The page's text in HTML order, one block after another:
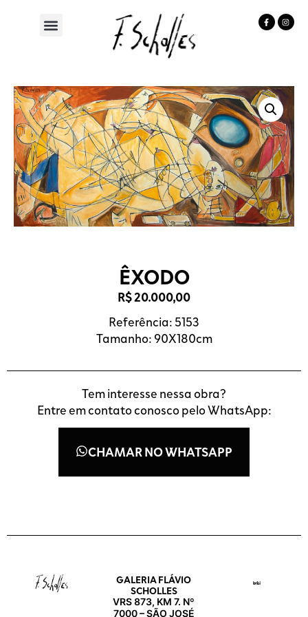
ÊXODO
R$20.000,00
Referência: 5153
Tamanho: 90X180cm
Tem interesse nessa obra?
Entre em contato conosco pelo WhatsApp:
CHAMAR NO WHATSAPP
GALERIA FLÁVIO
SCHOLLES
VRS 873, KM 7. Nº
7000 – SÃO JOSÉ